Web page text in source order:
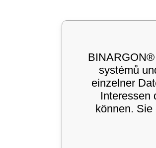
systémů
einzelner
Interessen
können.